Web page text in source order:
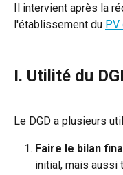
Il intervient après la
l'établissement du PV
I. Utilité du
Le DGD a plusieurs
Faire le bilan
initial, mais aussi